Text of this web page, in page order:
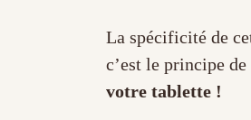
La spécificité de
c’est le principe
votre tablette !